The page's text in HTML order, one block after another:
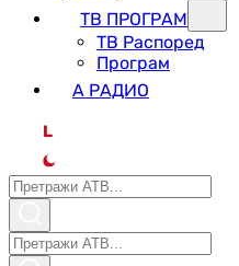
ТВ ПРОГРАМ
ТВ Распоред
Програм
А РАДИО
L